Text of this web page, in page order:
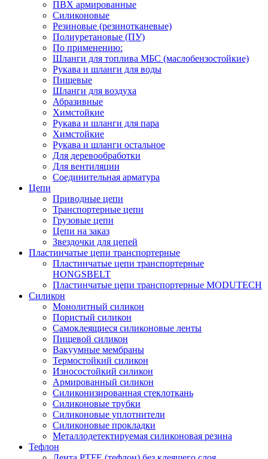
ПВХ армированные
Силиконовые
Резиновые (резинотканевые)
Полиуретановые (ПУ)
По применению:
Шланги для топлива МБС (маслобензостойкие)
Рукава и шланги для воды
Пищевые
Шланги для воздуха
Абразивные
Химстойкие
Рукава и шланги для пара
Химстойкие
Рукава и шланги остальное
Для деревообработки
Для вентиляции
Соединительная арматура
Цепи
Приводные цепи
Транспортерные цепи
Грузовые цепи
Цепи на заказ
Звездочки для цепей
Пластинчатые цепи транспортерные
Пластинчатые цепи транспортерные
HONGSBELT
Пластинчатые цепи транспортерные MODUTECH
Силикон
Монолитный силикон
Пористый силикон
Самоклеящиеся силиконовые ленты
Пищевой силикон
Вакуумные мембраны
Термостойкий силикон
Износостойкий силикон
Армированный силикон
Силиконизированная стеклоткань
Силиконовые трубки
Силиконовые уплотнители
Силиконовые прокладки
Металлодетектируемая силиконовая резина
Тефлон